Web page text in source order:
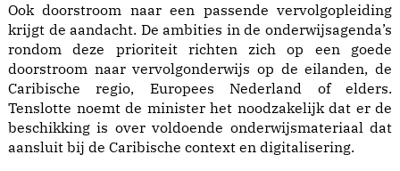
Ook doorstroom naar een passende vervolgopleiding
krijgt de aandacht. De ambities in de onderwijsagenda’s
rondom deze prioriteit richten zich op een goede
doorstroom naar vervolgonderwijs op de eilanden, de
Caribische regio, Europees Nederland of elders.
Tenslotte noemt de minister het noodzakelijk dat er de
beschikking is over voldoende onderwijsmateriaal dat
aansluit bij de Caribische context en digitalisering.